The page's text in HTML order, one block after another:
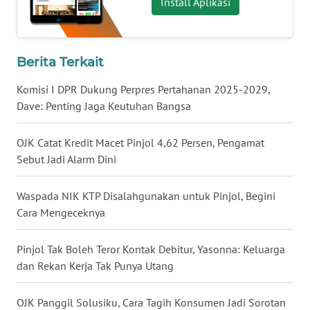
Berita Terkait
Komisi I DPR Dukung Perpres Pertahanan 2025-2029,
Dave: Penting Jaga Keutuhan Bangsa
OJK Catat Kredit Macet Pinjol 4,62 Persen, Pengamat
Sebut Jadi Alarm Dini
Waspada NIK KTP Disalahgunakan untuk Pinjol, Begini
Cara Mengeceknya
Pinjol Tak Boleh Teror Kontak Debitur, Yasonna: Keluarga
dan Rekan Kerja Tak Punya Utang
OJK Panggil Solusiku, Cara Tagih Konsumen Jadi Sorotan
WN
BABEL
SUMBAR
WN
SUMSEL
WN